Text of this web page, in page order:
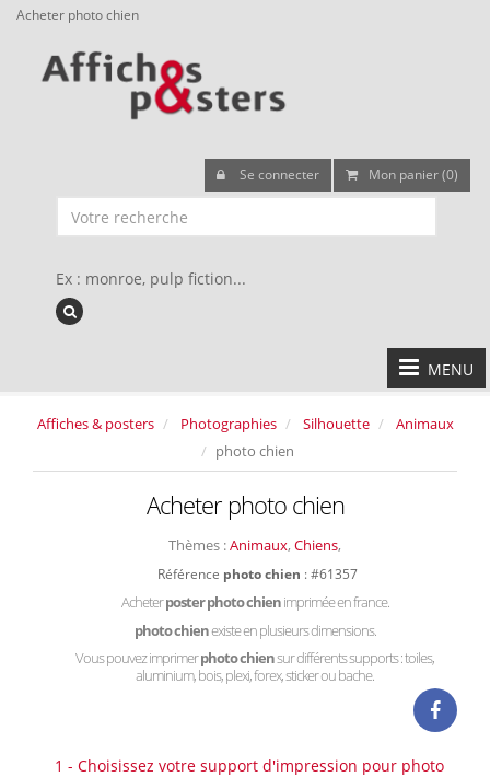
Acheter photo chien
Se connecter Mon panier (0)
Ex : monroe, pulp fiction...
MENU
Affiches & posters Photographies Silhouette
Animaux
photo chien
Acheter photo chien
Thèmes :Animaux, Chiens,
Référence photo chien : #61357
Acheterposter photo chienimprimée en france.
photo chienexiste en plusieurs dimensions.
Vous pouvez imprimerphoto chiensur différents supports : toiles,
aluminium, bois, plexi, forex, sticker ou bache.
1 - Choisissez votre support d'impression pour photo